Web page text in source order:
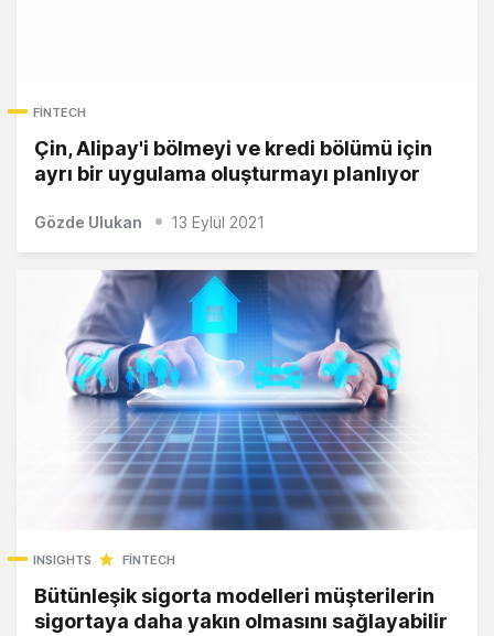
FINTECH
Çin, Alipay'i bölmeyi ve kredi bölümü için
ayrı bir uygulama oluşturmayı planlıyor
Gözde Ulukan 13 Eylül 2021
INSIGHTS FINTECH
Bütünleşik sigorta modelleri müşterilerin
sigortaya daha yakın olmasını sağlayabilir